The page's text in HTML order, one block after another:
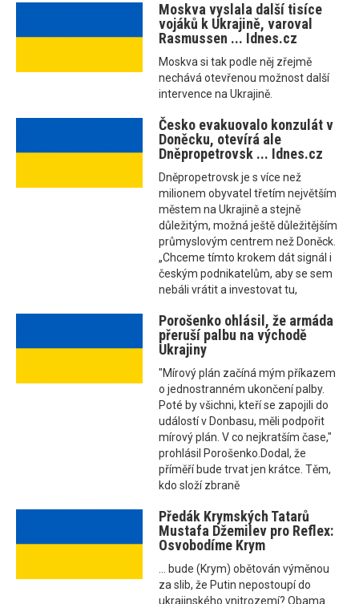
Moskva vyslala další tisíce
vojáků k Ukrajině, varoval
Rasmussen ... Idnes.cz
Moskva si tak podle něj zřejmě
nechává otevřenou možnost další
intervence na Ukrajině.
Česko evakuovalo konzulát v
Doněcku, otevírá ale
Dněpropetrovsk ... Idnes.cz
Dněpropetrovsk je s více než
milionem obyvatel třetím největším
městem na Ukrajině a stejně
důležitým, možná ještě důležitějším
průmyslovým centrem než Doněck.
„Chceme tímto krokem dát signál i
českým podnikatelům, aby se sem
nebáli vrátit a investovat tu,
Porošenko ohlásil, že armáda
přeruší palbu na východě
Ukrajiny
"Mírový plán začíná mým příkazem
o jednostranném ukončení palby.
Poté by všichni, kteří se zapojili do
událostí v Donbasu, měli podpořit
mírový plán. V co nejkratším čase,"
prohlásil Porošenko.Dodal, že
příměří bude trvat jen krátce. Těm,
kdo složí zbraně
Předák Krymských Tatarů
Mustafa Džemilev pro Reflex:
Osvobodíme Krym
... bude (Krym) obětován výměnou
za slib, že Putin nepostoupí do
ukrajinského vnitrozemí? Obama